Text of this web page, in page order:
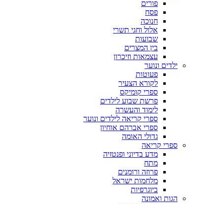
פורים
פסח
חנוכה
אלול וחגי תשרי
שבועות
בין המצרים
עצמאות וזיכרון
ילדים ונוער
פעוטות
לקורא הצעיר
ספרי קומיקס
פרשת שבוע לילדים
לימוד והעשרה
ספרי קריאה לילדים ונוער
ספרי אברהם אוחיון
גדולי האומה
ספרי קריאה
מדע בדיוני ופנטזיה
מתח
פרוזה ורומנים
מלחמות ישראל
ביוגרפיות
הגות ואמונה